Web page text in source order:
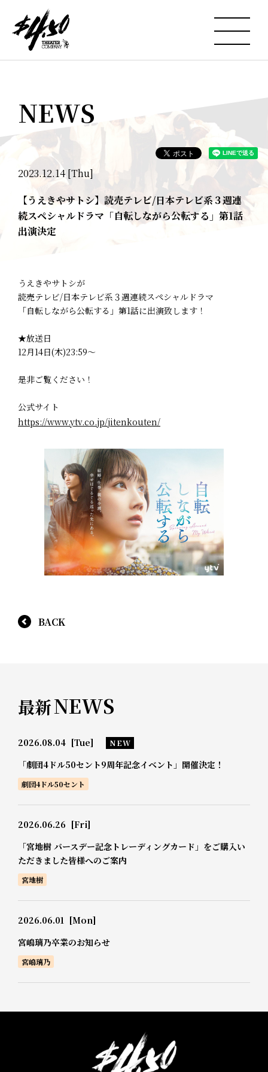
NEWS
2023.12.14 [Thu]
【うえきやサトシ】読売テレビ/日本テレビ系３週連
続スペシャルドラマ「自転しながら公転する」第1話
出演決定
うえきやサトシが
読売テレビ/日本テレビ系３週連続スペシャルドラマ
「自転しながら公転する」第1話に出演致します！
★放送日
12月14日(木)23:59～
是非ご覧ください！
公式サイト
https://www.ytv.co.jp/jitenkouten/
BACK
最新NEWS
2026.08.04 [Tue] NEW
「劇団4ドル50セント9周年記念イベント」開催決定！
劇団4ドル50セント
2026.06.26 [Fri]
「宮地樹 バースデー記念トレーディングカード」をご購入い
ただきました皆様へのご案内
宮地樹
2026.06.01 [Mon]
宮嶋璃乃卒業のお知らせ
宮嶋璃乃